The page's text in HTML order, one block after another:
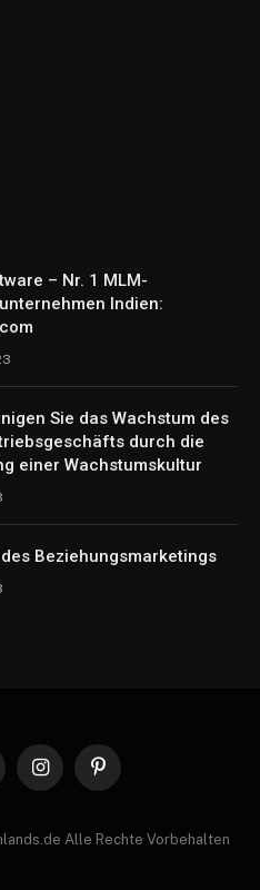
– Nr. 1 MLM-
Indien:
Sie das Wachstum des
durch die
einer Wachstumskultur
Beziehungsmarketings
InstagramPinterest
Alle Rechte Vorbehalten